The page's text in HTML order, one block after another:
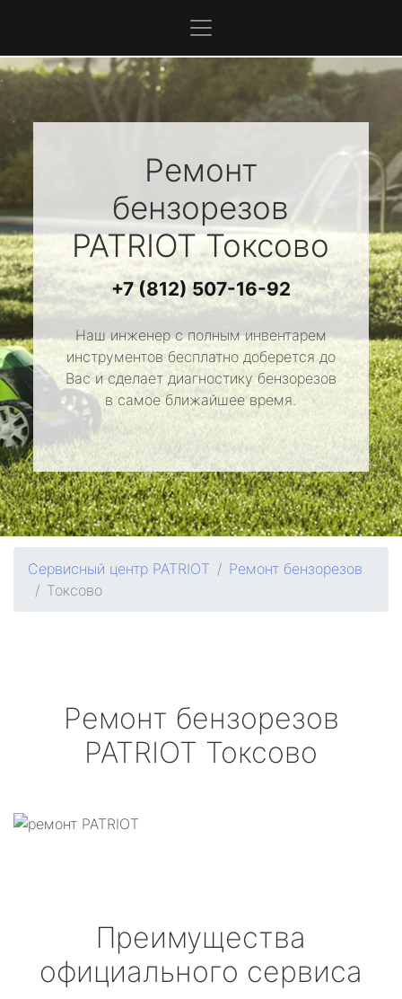
Ремонт
бензорезов
PATRIOTТоксово
+7 (812) 507-16-92
Наш инженер с полным инвентарем
инструментов бесплатно доберется до
Вас и сделает диагностику бензорезов
в самое ближайшее время.
Сервисный центр PATRIOT
Ремонт бензорезов
Токсово
Ремонт бензорезов
PATRIOT Токсово
Преимущества
официального сервиса